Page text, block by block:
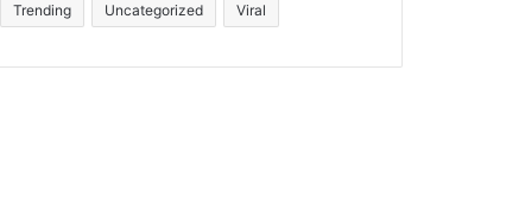
Trending Uncategorized Viral